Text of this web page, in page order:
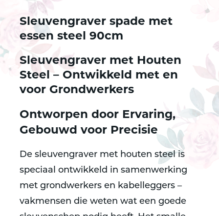
Sleuvengraver spade met
essen steel 90cm
Sleuvengraver met Houten
Steel – Ontwikkeld met en
voor Grondwerkers
Ontworpen door Ervaring,
Gebouwd voor Precisie
De sleuvengraver met houten steelis
speciaal ontwikkeld in samenwerking
met grondwerkers en kabelleggers –
vakmensen die weten wat een goede